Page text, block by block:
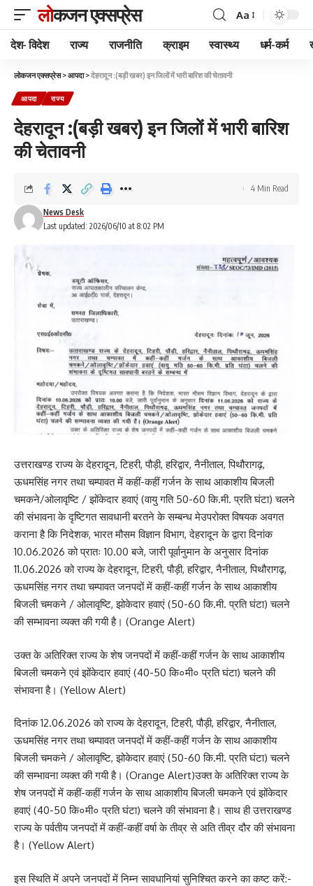
लोकजन एक्सप्रेस Aa
देश- विदेश राज्य राजनीति क्राइम स्वास्थ्य धर्म-कर्म
लोकजन एक्सप्रेस>आपदा>देहरादून :(बड़ी खबर) इन जिलों में भारी बारिश की चेतावनी
आपदा राज्य
देहरादून :(बड़ी खबर) इन जिलों में भारी बारिश
की चेतावनी
Last updated: 2026/06/10 at 8:02 PM
News Desk
4 Min Read
उत्तराखण्ड राज्य के देहरादून, टिहरी, पौड़ी, हरिद्वार, नैनीताल, पिथौरागढ़,
ऊधमसिंह नगर तथा चम्पावत में कहीं-कहीं गर्जन के साथ आकाशीय बिजली
चमकने/ओलावृष्टि / झोंकेदार हवाएं (वायु गति 50-60 कि.मी. प्रति घंटा) चलने
की संभावना के दृष्टिगत सावधानी बरतने के सम्बन्ध मेउपरोक्त विषयक अवगत
कराना है कि निदेशक, भारत मौसम विज्ञान विभाग, देहरादून के द्वारा दिनांक
10.06.2026 को प्रातः 10.00 बजे, जारी पूर्वानुमान के अनुसार दिनांक
11.06.2026 को राज्य के देहरादून, टिहरी, पौड़ी, हरिद्वार, नैनीताल, पिथौरागढ़,
ऊधमसिंह नगर तथा चम्पावत जनपदों में कहीं-कहीं गर्जन के साथ आकाशीय
बिजली चमकने / ओलावृष्टि, झोकेदार हवाएं (50-60 कि.मी. प्रति घंटा) चलने
की सम्भावना व्यक्त की गयी है। (Orange Alert)
उक्त के अतिरिक्त राज्य के शेष जनपदों में कहीं-कहीं गर्जन के साथ आकाशीय
बिजली चमकने एवं झोंकेदार हवाएं (40-50 कि०मी० प्रति घंटा) चलने की
संभावना है। (Yellow Alert)
दिनांक 12.06.2026 को राज्य के देहरादून, टिहरी, पौड़ी, हरिद्वार, नैनीताल,
ऊधमसिंह नगर तथा चम्पावत जनपदों में कहीं-कहीं गर्जन के साथ आकाशीय
बिजली चमकने / ओलावृष्टि, झोकेदार हवाएं (50-60 कि.मी. प्रति घंटा) चलने
की सम्भावना व्यक्त की गयी है। (Orange Alert)उक्त के अतिरिक्त राज्य के
शेष जनपदों में कहीं-कहीं गर्जन के साथ आकाशीय बिजली चमकने एवं झोंकेदार
हवाएं (40-50 कि०मी० प्रति घंटा) चलने की संभावना है। साथ ही उत्तराखण्ड
राज्य के पर्वतीय जनपदों में कहीं-कहीं वर्षा के तीव्र से अति तीव्र दौर की संभावना
है। (Yellow Alert)
इस स्थिति में अपने जनपदों में निम्न सावधानियां सुनिश्चित करने का कष्ट करें:-